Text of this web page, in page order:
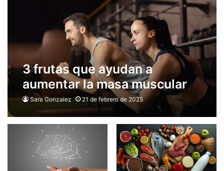
3 frutas que ayudan a
aumentar la masa muscular
de forma natural
Sara Gonzalez 21 de febrero de 2025